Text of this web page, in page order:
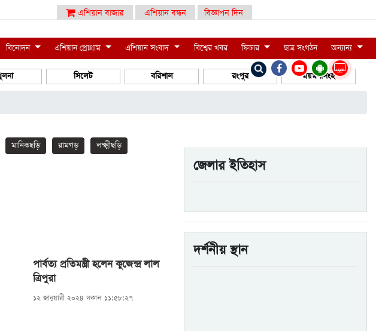
এশিয়ান বাজার এশিয়ান বন্ধন বিজ্ঞাপন দিন
LIVE
বিনোদন এশিয়ান প্রোগ্রাম এশিয়ান সংবাদ বিশ্বের খবর ফিচার ছাত্র সংগঠন অন্যান্য
সিলেট বরিশাল রংপুর ময়মনসিংহ
মানিকছড়ি রামগড় লক্ষ্মীছড়ি
পার্বত্য প্রতিমন্ত্রী হলেন কুজেন্দ্র লাল
ত্রিপুরা
১২ জানুয়ারী ২০২৪ সকাল ১১:৫৮:২৭
জেলার ইতিহাস
দর্শনীয় স্থান